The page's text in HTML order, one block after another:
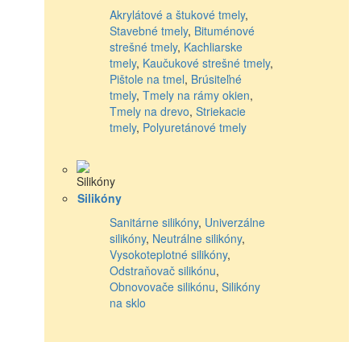
Akrylátové a štukové tmely,
Stavebné tmely, Bituménové
strešné tmely, Kachliarske
tmely, Kaučukové strešné tmely,
Pištole na tmel, Brúsiteľné
tmely, Tmely na rámy okien,
Tmely na drevo, Striekacie
tmely, Polyuretánové tmely
Silikóny
Sanitárne silikóny, Univerzálne
silikóny, Neutrálne silikóny,
Vysokoteplotné silikóny,
Odstraňovač silikónu,
Obnovovače silikónu, Silikóny
na sklo